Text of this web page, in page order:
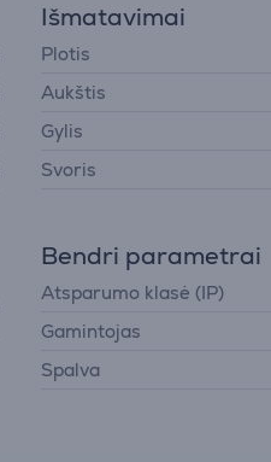
Išmatavimai
Plotis
Aukštis
Gylis
Svoris
Bendri parametrai
Atsparumo klasė (IP)
Gamintojas
Spalva